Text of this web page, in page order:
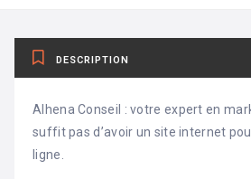
DESCRIPTION
Alhena Conseil : votre expert en
suffit pas d’avoir un site internet
ligne.